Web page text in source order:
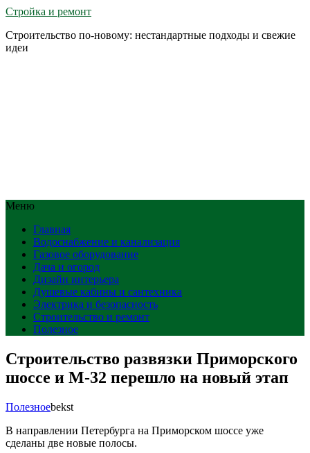
Стройка и ремонт
Строительство по-новому: нестандартные подходы и свежие
идеи
Меню
Главная
Водоснабжение и канализация
Газовое оборудование
Дача и огород
Дизайн интерьера
Душевые кабины и сантехника
Электрика и безопасность
Строительство и ремонт
Полезное
Строительство развязки Приморского
шоссе и М-32 перешло на новый этап
Полезноеbekst
В направлении Петербурга на Приморском шоссе уже
сделаны две новые полосы.